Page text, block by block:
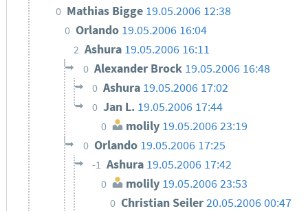
0 Mathias Bigge 19.05.2006 12:38
0 Orlando 19.05.2006 16:04
2 Ashura 19.05.2006 16:11
0 Alexander Brock 19.05.2006 16:48
0 Ashura 19.05.2006 17:02
0 Jan L. 19.05.2006 17:44
0 molily 19.05.2006 23:19
0 Orlando 19.05.2006 17:25
-1 Ashura 19.05.2006 17:42
0 molily 19.05.2006 23:53
0 Christian Seiler20.05.2006 00:47